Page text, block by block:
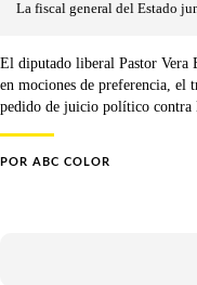
La fiscal general del Estado
El diputado liberal Pastor Vera
en mociones de preferencia, el
pedido de juicio político contra
POR ABC COLOR